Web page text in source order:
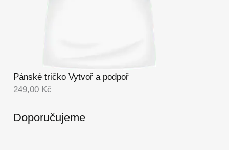
Pánské tričko Vytvoř a podpoř
249,00 Kč
Doporučujeme